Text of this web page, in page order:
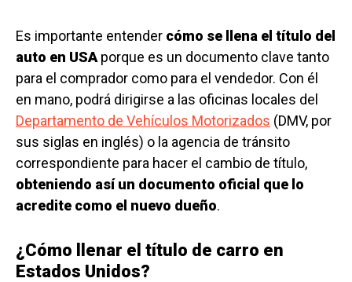
Es importante entender cómo se llena el título del
auto en USAporque es un documento clave tanto
para el comprador como para el vendedor. Con él
en mano, podrá dirigirse a las oficinas locales del
Departamento de Vehículos Motorizados (DMV, por
sus siglas en inglés) o la agencia de tránsito
correspondiente para hacer el cambio de título,
obteniendo así un documento oficial que lo
acredite como el nuevo dueño.
¿Cómo llenar el título de carro en
Estados Unidos?